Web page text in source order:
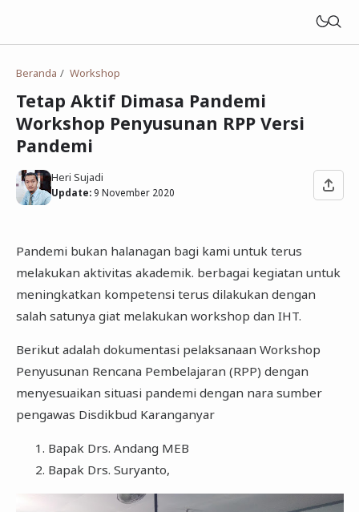
Beranda Workshop
Tetap Aktif Dimasa Pandemi
Workshop Penyusunan RPP Versi
Pandemi
Heri Sujadi
Update: 9 November 2020
Pandemi bukan halanagan bagi kami untuk terus
melakukan aktivitas akademik. berbagai kegiatan untuk
meningkatkan kompetensi terus dilakukan dengan
salah satunya giat melakukan workshop dan IHT.
Berikut adalah dokumentasi pelaksanaan Workshop
Penyusunan Rencana Pembelajaran (RPP) dengan
menyesuaikan situasi pandemi dengan nara sumber
pengawas Disdikbud Karanganyar
Bapak Drs. Andang MEB
Bapak Drs. Suryanto,